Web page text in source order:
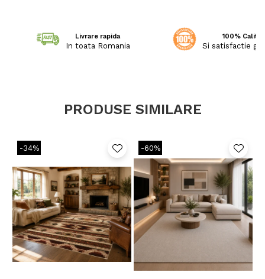
Livrare rapida
In toata Romania
100%
Si satisfactie
PRODUSE SIMILARE
-34% -60%